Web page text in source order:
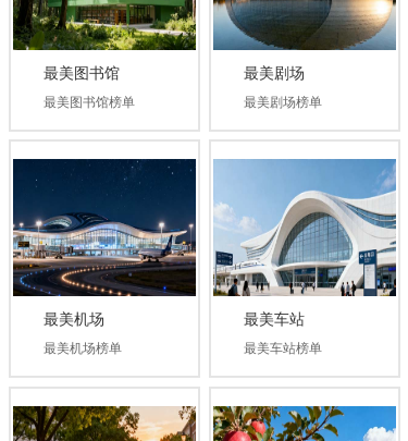
最美图书馆
最美图书馆榜单
最美剧场
最美剧场榜单
最美机场
最美机场榜单
最美车站
最美车站榜单